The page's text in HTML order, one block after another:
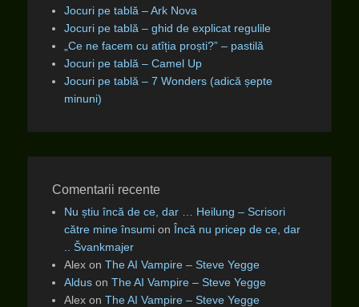
Jocuri pe tablă – Ark Nova
Jocuri pe tablă – ghid de explicat regulile
„Ce ne facem cu atîția proști?” – pastilă
Jocuri pe tablă – Camel Up
Jocuri pe tablă – 7 Wonders (adică șepte
minuni)
Comentarii recente
Nu știu încă de ce, dar … Heilung – Scrisori
către mine însumi on Încă nu pricep de ce, dar
.. Švankmajer
Alex on The AI Vampire – Steve Yegge
Aldus on The AI Vampire – Steve Yegge
Alex on The AI Vampire – Steve Yegge